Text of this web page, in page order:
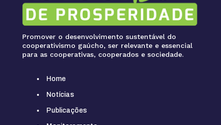
Promover o desenvolvimento sustentável do
cooperativismo gaúcho, ser relevante e essencial
para as cooperativas, cooperados e sociedade.
Home
Notícias
Publicações